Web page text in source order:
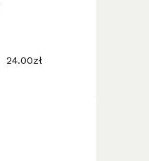
24.00zł